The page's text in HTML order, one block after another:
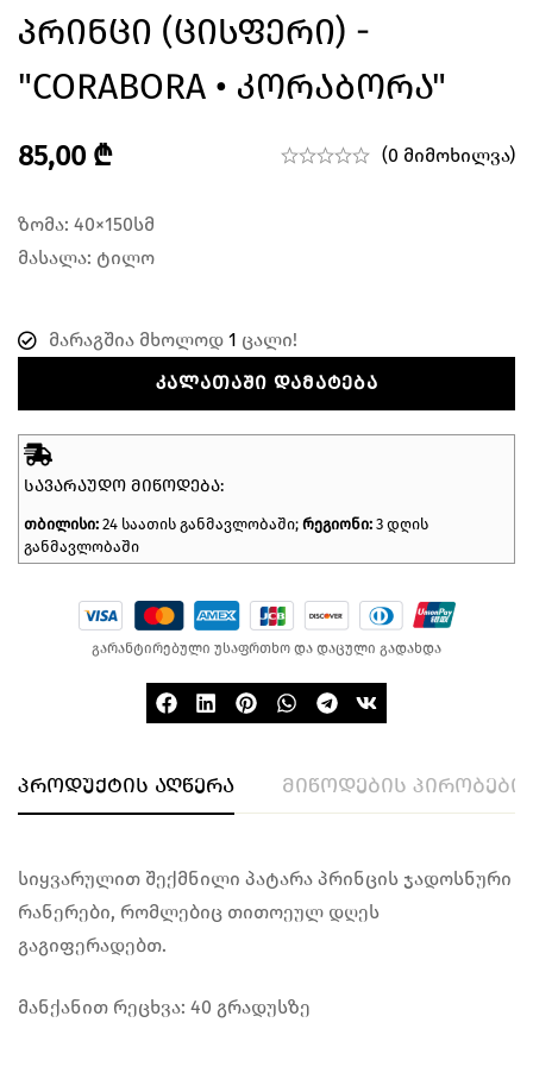
Პრინცი (ცისფერი) -
"CORABORA • Კორაბორა"
85,00 ₾ (0 მიმოხილვა)
ზომა: 40×150სმ
მასალა: ტილო
მარაგშია მხოლოდ 1 ცალი!
ᲙᲐᲚᲐᲗᲐᲨᲘ ᲓᲐᲛᲐᲢᲔᲑᲐ
ᲡᲐᲕᲐᲠᲐᲣᲓᲝ ᲛᲘᲬᲝᲓᲔᲑᲐ:
თბილისი: 24 საათის განმავლობაში; რეგიონი: 3 დღის
განმავლობაში
გარანტირებული უსაფრთხო და დაცული გადახდა
პროდუქტის აღწერა მიწოდების პირობები
სიყვარულით შექმნილი პატარა პრინცის ჯადოსნური
რანერები, რომლებიც თითოეულ დღეს
გაგიფერადებთ.
მანქანით რეცხვა: 40 გრადუსზე